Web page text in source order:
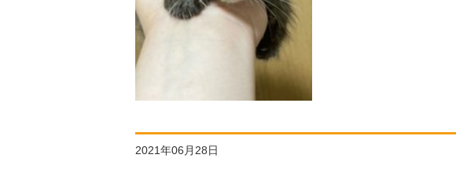
2021年06月28日